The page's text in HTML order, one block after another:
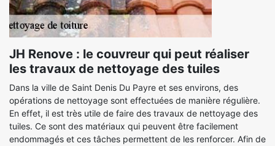
JH Renove : le couvreur qui peut réaliser
les travaux de nettoyage des tuiles
Dans la ville de Saint Denis Du Payre et ses environs, des
opérations de nettoyage sont effectuées de manière régulière.
En effet, il est très utile de faire des travaux de nettoyage des
tuiles. Ce sont des matériaux qui peuvent être facilement
endommagés et ces tâches permettent de les renforcer. Afin de